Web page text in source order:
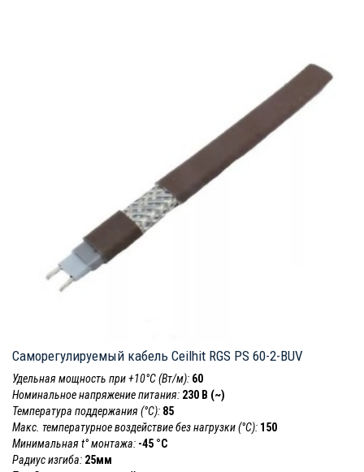
Саморегулируемый кабель Ceilhit RGS PS 60-2-BUV
Удельная мощность при +10°С (Вт/м): 60
Номинальное напряжение питания: 230 В (~)
Температура поддержания (°С): 85
Макс. температурное воздействие без нагрузки (°С): 150
Минимальная t° монтажа: -45 °С
Радиус изгиба: 25мм